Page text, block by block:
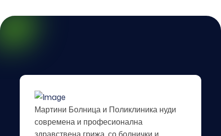
Мартини Болница и Поликлиника нуди
современа и професионална